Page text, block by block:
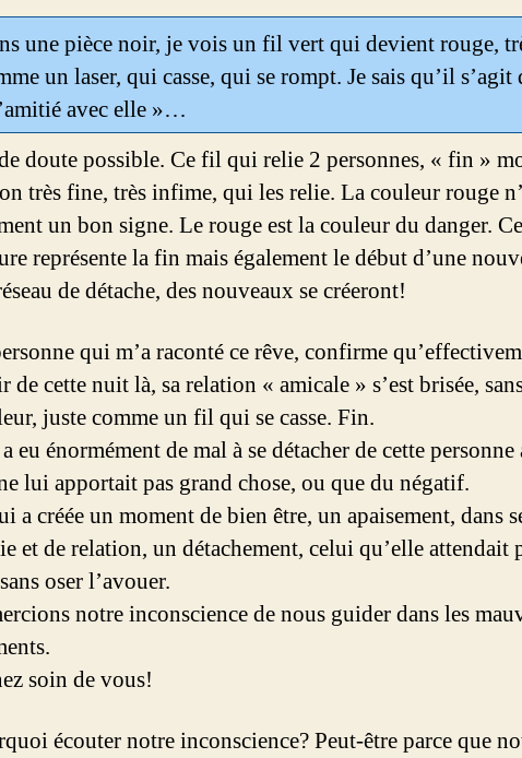
une pièce noir, je vois un fil vert qui devient rouge,
un laser, qui casse, qui se rompt. Je sais qu’il s’agit
avec elle »…
doute possible. Ce fil qui relie 2 personnes, « fin »
très fine, très infime, qui les relie. La couleur rouge
un bon signe. Le rouge est la couleur du danger.
représente la fin mais également le début d’une
de détache, des nouveaux se créeront!
qui m’a raconté ce rêve, confirme
de cette nuit là, sa relation « amicale » s’est brisée,
juste comme un fil qui se casse. Fin.
eu énormément de mal à se détacher de cette personne
lui apportait pas grand chose, ou que du négatif.
a créée un moment de bien être, un apaisement, dans
et de relation, un détachement, celui qu’elle attendait
oser l’avouer.
notre inconscience de nous guider dans les
soin de vous!
écouter notre inconscience? Peut-être parce que